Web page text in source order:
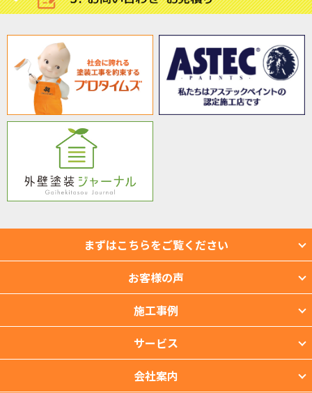
まずはこちらをご覧ください
お客様の声
施工事例
サービス
会社案内